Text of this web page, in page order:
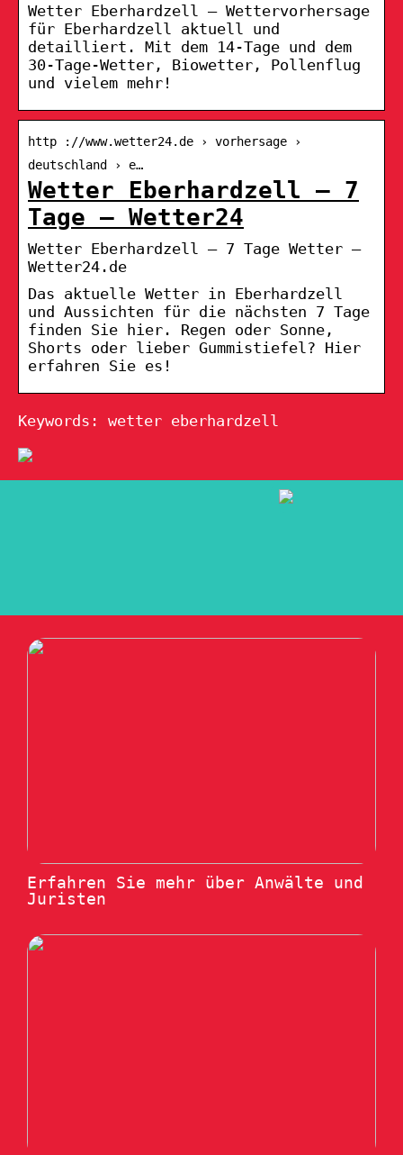
Wetter Eberhardzell – Wettervorhersage
für Eberhardzell aktuell und
detailliert. Mit dem 14-Tage und dem
30-Tage-Wetter, Biowetter, Pollenflug
und vielem mehr!
http ://www.wetter24.de › vorhersage ›
deutschland › e…
Wetter Eberhardzell – 7
Tage – Wetter24
Wetter Eberhardzell – 7 Tage Wetter –
Wetter24.de
Das aktuelle Wetter in Eberhardzell
und Aussichten für die nächsten 7 Tage
finden Sie hier. Regen oder Sonne,
Shorts oder lieber Gummistiefel? Hier
erfahren Sie es!
Keywords: wetter eberhardzell
Erfahren Sie mehr über Anwälte und
Juristen